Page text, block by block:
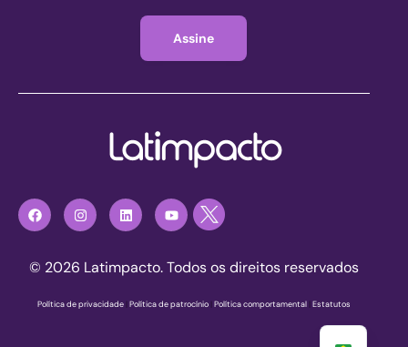
Assine
© 2026 Latimpacto. Todos os direitos reservados
Política de privacidade|Política de patrocínio|Política comportamental|Estatutos
Registre-se agora